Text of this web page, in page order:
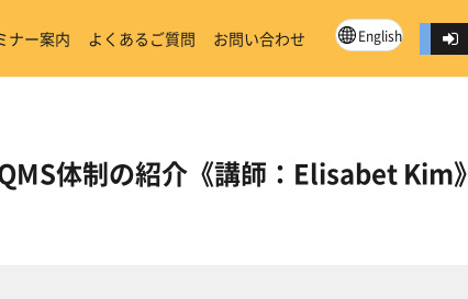
ナー案内 よくあるご質問 お問い合わせ English
体制の紹介《講師：Elisabet Kim》